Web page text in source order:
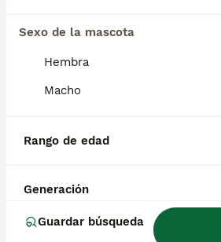
Sexo de la mascota
Hembra
Macho
Rango de edad
Generación
Guardar búsqueda
Border Collie en casa?
horas?